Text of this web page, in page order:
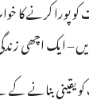
کرنے کا
– ایک اچھی
بنانے